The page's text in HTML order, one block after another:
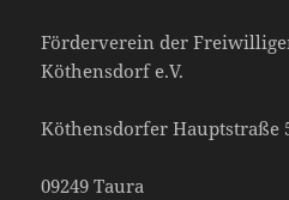
Förderverein der
Köthensdorf e.V.
Köthensdorfer Hauptstraße
09249 Taura